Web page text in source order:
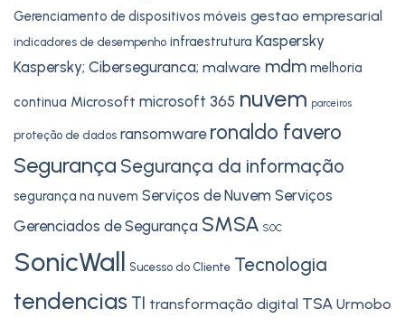
Gerenciamento de dispositivos móveis gestao empresarial
indicadores de desempenho infraestrutura Kaspersky
Kaspersky; Ciberseguranca; malware mdm melhoria
continua Microsoft microsoft 365 nuvem parceiros
proteção de dados ransomware ronaldo favero
Segurança Segurança da informação
segurança na nuvem Serviços de Nuvem Serviços
Gerenciados de Segurança SMSA SOC
SonicWall Sucesso do Cliente Tecnologia
tendencias TI transformação digital TSA Urmobo